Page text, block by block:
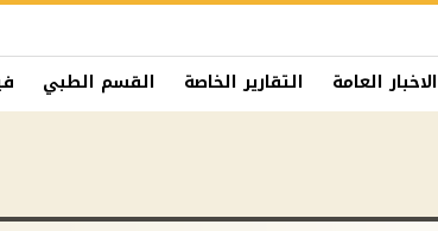
الاخبار العامة التقارير الخاصة القسم الطبي